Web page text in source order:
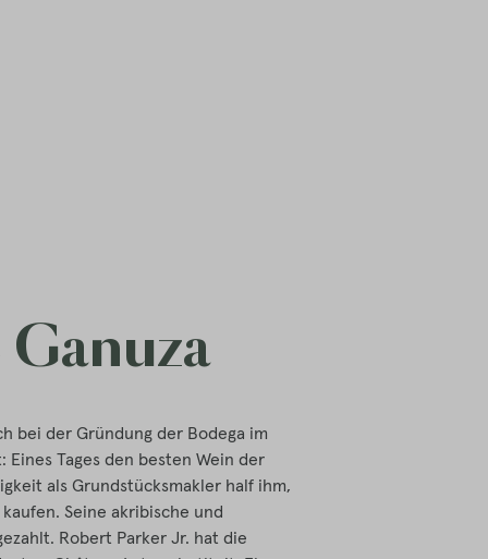
bei der Gründung der Bodega im
Eines Tages den besten Wein der
als Grundstücksmakler half ihm,
Seine akribische und
Robert Parker Jr. hat die